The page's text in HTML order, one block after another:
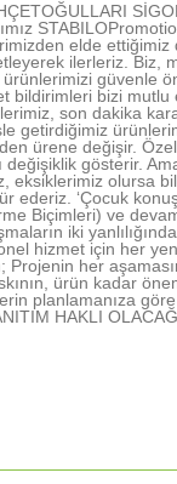
elde
ilerleriz. Biz,
güvenle
bildirimleri bizi
son dakika
getirdiğimiz
ürene değişir.
gösterir.
eksiklerimiz olursa
ederiz. ‘Çocuk
Biçimleri) ve
iki
hizmet için her
her
ürün kadar
planlamanıza
HAKLI